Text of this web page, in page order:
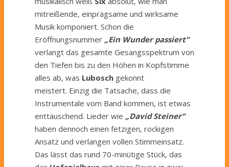
mitreißende, einprägsame und wirksame
Musik komponiert. Schon die
Eröffnungsnummer „Ein Wunder passiert“
verlangt das gesamte Gesangsspektrum von
den Tiefen bis zu den Höhen in Kopfstimme
alles ab, was Lubosch gekonnt
meistert. Einzig die Tatsache, dass die
Instrumentale vom Band kommen, ist etwas
enttäuschend. Lieder wie „David Steiner“
haben dennoch einen fetzigen, rockigen
Ansatz und verlangen vollen Stimmeinsatz.
Das lässt das rund 70-minütige Stück, das